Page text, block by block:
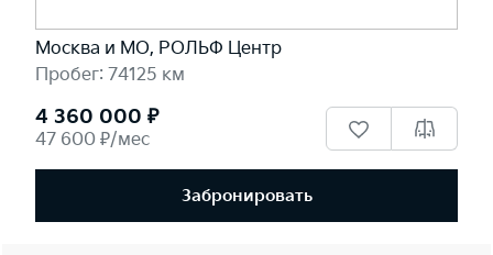
Москва и МО, РОЛЬФ Центр
Пробег: 74125 км
4 360 000 ₽
47 600 ₽/мес
Забронировать